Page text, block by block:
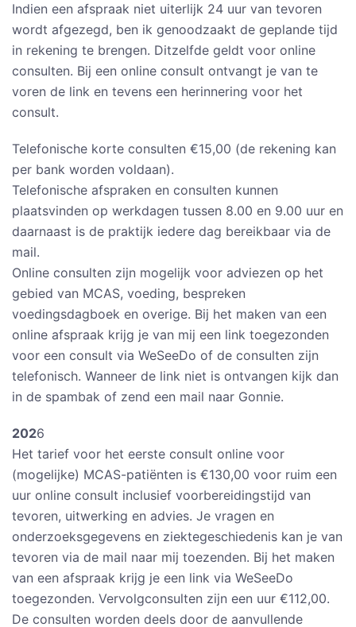
Indien een afspraak niet uiterlijk 24 uur van tevoren
wordt afgezegd, ben ik genoodzaakt de geplande tijd
in rekening te brengen. Ditzelfde geldt voor online
consulten. Bij een online consult ontvangt je van te
voren de link en tevens een herinnering voor het
consult.
Telefonische korte consulten €15,00 (de rekening kan
per bank worden voldaan).
Telefonische afspraken en consulten kunnen
plaatsvinden op werkdagen tussen 8.00 en 9.00 uur en
daarnaast is de praktijk iedere dag bereikbaar via de
mail.
Online consulten zijn mogelijk voor adviezen op het
gebied van MCAS, voeding, bespreken
voedingsdagboek en overige. Bij het maken van een
online afspraak krijg je van mij een link toegezonden
voor een consult via WeSeeDo of de consulten zijn
telefonisch. Wanneer de link niet is ontvangen kijk dan
in de spambak of zend een mail naar Gonnie.
2026
Het tarief voor het eerste consult online voor
(mogelijke) MCAS-patiënten is €130,00 voor ruim een
uur online consult inclusief voorbereidingstijd van
tevoren, uitwerking en advies. Je vragen en
onderzoeksgegevens en ziektegeschiedenis kan je van
tevoren via de mail naar mij toezenden. Bij het maken
van een afspraak krijg je een link via WeSeeDo
toegezonden. Vervolgconsulten zijn een uur €112,00.
De consulten worden deels door de aanvullende